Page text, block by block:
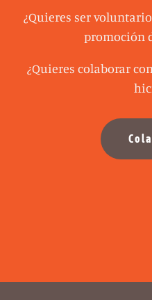
¿Quieres ser
promoción
¿Quieres colaborar